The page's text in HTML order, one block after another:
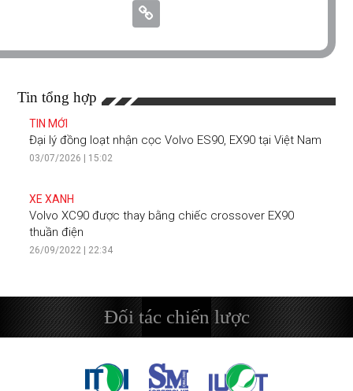
Tin tổng hợp
TIN MỚI
Đại lý đồng loạt nhận cọc Volvo ES90, EX90 tại Việt Nam
03/07/2026 | 15:02
XE XANH
Volvo XC90 được thay bằng chiếc crossover EX90
thuần điện
26/09/2022 | 22:34
Đối tác chiến lược